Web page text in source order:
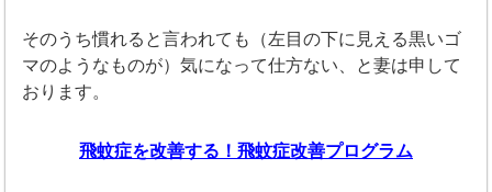
そのうち慣れると言われても（左目の下に見える黒いゴ
マのようなものが）気になって仕方ない、と妻は申して
おります。
飛蚊症を改善する！飛蚊症改善プログラム